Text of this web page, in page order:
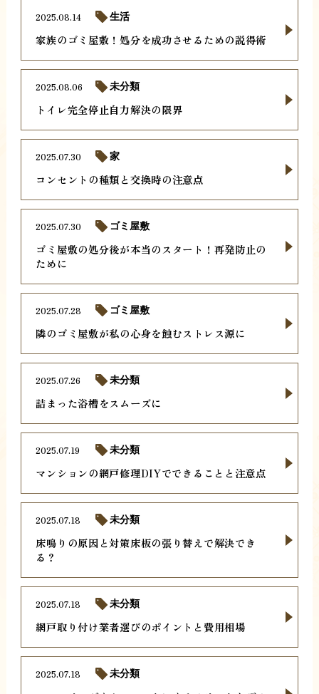
家族のゴミ屋敷！処分を成功させるための説得術
2025.08.14 生活
トイレ完全停止自力解決の限界
2025.08.06 未分類
コンセントの種類と交換時の注意点
2025.07.30 家
ゴミ屋敷の処分後が本当のスタート！再発防止の
ために
2025.07.30 ゴミ屋敷
隣のゴミ屋敷が私の心身を蝕むストレス源に
2025.07.28 ゴミ屋敷
詰まった浴槽をスムーズに
2025.07.26 未分類
マンションの網戸修理DIYでできることと注意点
2025.07.19 未分類
床鳴りの原因と対策床板の張り替えで解決でき
る？
2025.07.18 未分類
網戸取り付け業者選びのポイントと費用相場
2025.07.18 未分類
2025.07.18 未分類